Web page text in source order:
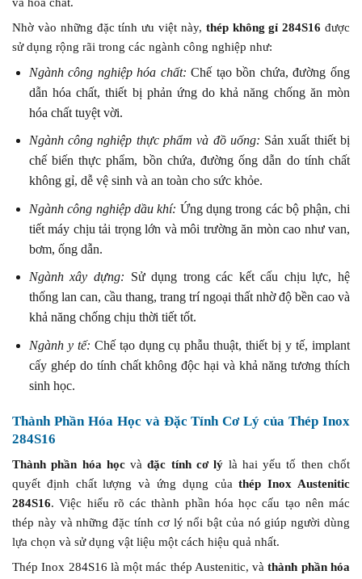
Nhờ vào những đặc tính ưu việt này, thép không gỉ 284S16 được
sử dụng rộng rãi trong các ngành công nghiệp như:
Ngành công nghiệp hóa chất: Chế tạo bồn chứa, đường ống
dẫn hóa chất, thiết bị phản ứng do khả năng chống ăn mòn
hóa chất tuyệt vời.
Ngành công nghiệp thực phẩm và đồ uống: Sản xuất thiết bị
chế biến thực phẩm, bồn chứa, đường ống dẫn do tính chất
không gỉ, dễ vệ sinh và an toàn cho sức khỏe.
Ngành công nghiệp dầu khí: Ứng dụng trong các bộ phận, chi
tiết máy chịu tải trọng lớn và môi trường ăn mòn cao như van,
bơm, ống dẫn.
Ngành xây dựng: Sử dụng trong các kết cấu chịu lực, hệ
thống lan can, cầu thang, trang trí ngoại thất nhờ độ bền cao và
khả năng chống chịu thời tiết tốt.
Ngành y tế: Chế tạo dụng cụ phẫu thuật, thiết bị y tế, implant
cấy ghép do tính chất không độc hại và khả năng tương thích
sinh học.
Thành Phần Hóa Học và Đặc Tính Cơ Lý của Thép Inox
284S16
Thành phần hóa họcvàđặc tính cơ lý là hai yếu tố then chốt
quyết định chất lượng và ứng dụng củathép Inox Austenitic
284S16. Việc hiểu rõ các thành phần hóa học cấu tạo nên mác
thép này và những đặc tính cơ lý nổi bật của nó giúp người dùng
lựa chọn và sử dụng vật liệu một cách hiệu quả nhất.
Thép Inox 284S16 là một mác thép Austenitic, vàthành phần hóa